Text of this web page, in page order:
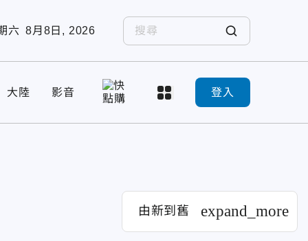
六 8月8日, 2026
大陸 影音 登入
由新到舊 expand_more